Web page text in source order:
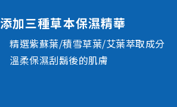
添加三種草本保濕精華
精選紫蘇葉/積雪草葉/艾葉萃取成分
溫柔保濕刮鬍後的肌膚